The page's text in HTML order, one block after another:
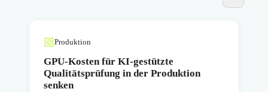
Produktion
GPU-Kosten für KI-gestützte
Qualitätsprüfung in der Produktion
senken